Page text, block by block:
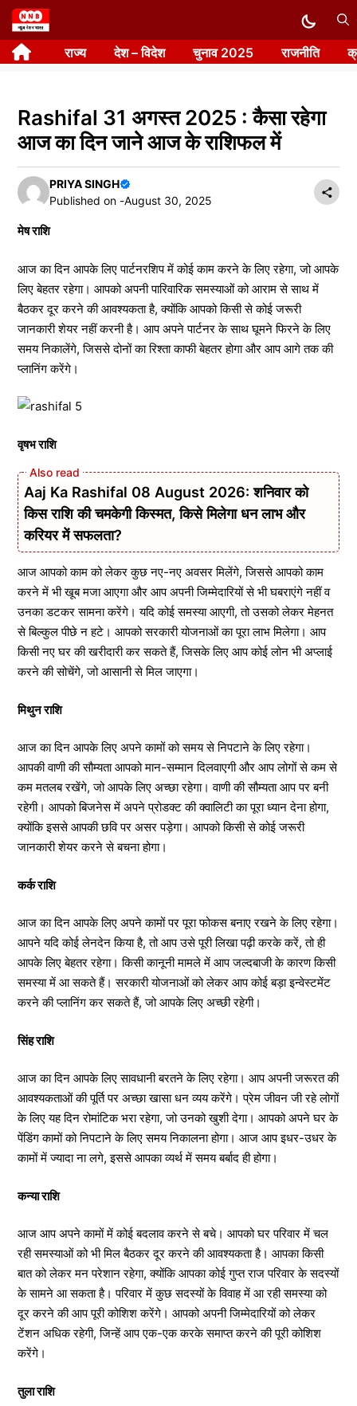
Skip
to
content राज्य देश – विदेश चुनाव 2025 राजनीति
Rashifal 31 अगस्त 2025 : कैसा रहेगा
आज का दिन जाने आज के राशिफल में
PRIYA SINGH
Published on -August 30, 2025
मेष राशि
आज का दिन आपके लिए पार्टनरशिप में कोई काम करने के लिए रहेगा, जो आपके
लिए बेहतर रहेगा। आपको अपनी पारिवारिक समस्याओं को आराम से साथ में
बैठकर दूर करने की आवश्यकता है, क्योंकि आपको किसी से कोई जरूरी
जानकारी शेयर नहीं करनी है। आप अपने पार्टनर के साथ घूमने फिरने के लिए
समय निकालेंगे, जिससे दोनों का रिश्ता काफी बेहतर होगा और आप आगे तक की
प्लानिंग करेंगे।
वृषभ राशि
Aaj Ka Rashifal 08 August 2026: शनिवार को
किस राशि की चमकेगी किस्मत, किसे मिलेगा धन लाभ और
करियर में सफलता?
आज आपको काम को लेकर कुछ नए-नए अवसर मिलेंगे, जिससे आपको काम
करने में भी खूब मजा आएगा और आप अपनी जिम्मेदारियों से भी घबराएंगे नहीं व
उनका डटकर सामना करेंगे। यदि कोई समस्या आएगी, तो उसको लेकर मेहनत
से बिल्कुल पीछे न हटे। आपको सरकारी योजनाओं का पूरा लाभ मिलेगा। आप
किसी नए घर की खरीदारी कर सकते हैं, जिसके लिए आप कोई लोन भी अप्लाई
करने की सोचेंगे, जो आसानी से मिल जाएगा।
मिथुन राशि
आज का दिन आपके लिए अपने कामों को समय से निपटाने के लिए रहेगा।
आपकी वाणी की सौम्यता आपको मान-सम्मान दिलवाएगी और आप लोगों से कम से
कम मतलब रखेंगे, जो आपके लिए अच्छा रहेगा। वाणी की सौम्यता आप पर बनी
रहेगी। आपको बिजनेस में अपने प्रोडक्ट की क्वालिटी का पूरा ध्यान देना होगा,
क्योंकि इससे आपकी छवि पर असर पड़ेगा। आपको किसी से कोई जरूरी
जानकारी शेयर करने से बचना होगा।
कर्क राशि
आज का दिन आपके लिए अपने कामों पर पूरा फोकस बनाए रखने के लिए रहेगा।
आपने यदि कोई लेनदेन किया है, तो आप उसे पूरी लिखा पढ़ी करके करें, तो ही
आपके लिए बेहतर रहेगा। किसी कानूनी मामले में आप जल्दबाजी के कारण किसी
समस्या में आ सकते हैं। सरकारी योजनाओं को लेकर आप कोई बड़ा इन्वेस्टमेंट
करने की प्लानिंग कर सकते हैं, जो आपके लिए अच्छी रहेगी।
सिंह राशि
आज का दिन आपके लिए सावधानी बरतने के लिए रहेगा। आप अपनी जरूरत की
आवश्यकताओं की पूर्ति पर अच्छा खासा धन व्यय करेंगे। प्रेम जीवन जी रहे लोगों
के लिए यह दिन रोमांटिक भरा रहेगा, जो उनको खुशी देगा। आपको अपने घर के
पेंडिंग कामों को निपटाने के लिए समय निकालना होगा। आज आप इधर-उधर के
कामों में ज्यादा ना लगे, इससे आपका व्यर्थ में समय बर्बाद ही होगा।
कन्या राशि
आज आप अपने कामों में कोई बदलाव करने से बचे। आपको घर परिवार में चल
रही समस्याओं को भी मिल बैठकर दूर करने की आवश्यकता है। आपका किसी
बात को लेकर मन परेशान रहेगा, क्योंकि आपका कोई गुप्त राज परिवार के सदस्यों
के सामने आ सकता है। परिवार में कुछ सदस्यों के विवाह में आ रही समस्या को
दूर करने की आप पूरी कोशिश करेंगे। आपको अपनी जिम्मेदारियों को लेकर
टेंशन अधिक रहेगी, जिन्हें आप एक-एक करके समाप्त करने की पूरी कोशिश
करेंगे।
तुला राशि